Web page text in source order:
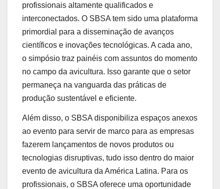
profissionais altamente qualificados e
interconectados. O SBSA tem sido uma plataforma
primordial para a disseminação de avanços
científicos e inovações tecnológicas. A cada ano,
o simpósio traz painéis com assuntos do momento
no campo da avicultura. Isso garante que o setor
permaneça na vanguarda das práticas de
produção sustentável e eficiente.
Além disso, o SBSA disponibiliza espaços anexos
ao evento para servir de marco para as empresas
fazerem lançamentos de novos produtos ou
tecnologias disruptivas, tudo isso dentro do maior
evento de avicultura da América Latina. Para os
profissionais, o SBSA oferece uma oportunidade